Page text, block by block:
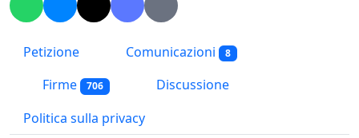
Petizione Comunicazioni 8
Firme 706
Discussione
Politica sulla privacy